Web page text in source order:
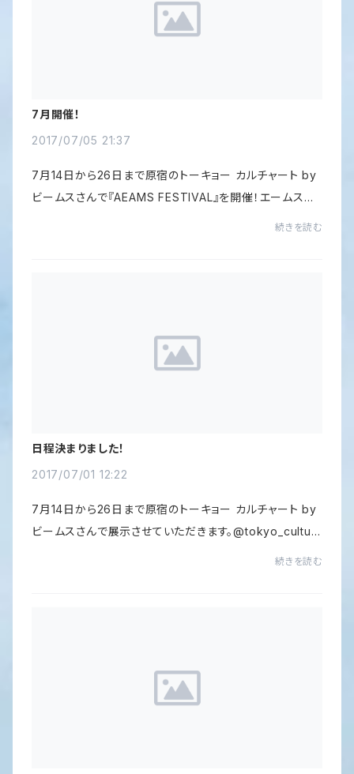
7月開催！
2017/07/05 21:37
7月14日から26日まで原宿のトーキョー カルチャート by
ビームスさんで『AEAMS FESTIVAL』を開催！エームスグ
続きを読む
日程決まりました！
2017/07/01 12:22
7月14日から26日まで原宿のトーキョー カルチャート by
ビームスさんで展示させていただきます。@tokyo_cultua
続きを読む